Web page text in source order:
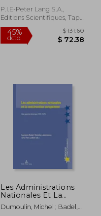
P.I.E-Peter Lang S.A.,
Editions Scientifiques, Tapa
Blanda, Nuevo
dcto.
Les Administrations
Nationales Et La
Construction
Européenne: Une
Dumoulin, Michel ; Badel,